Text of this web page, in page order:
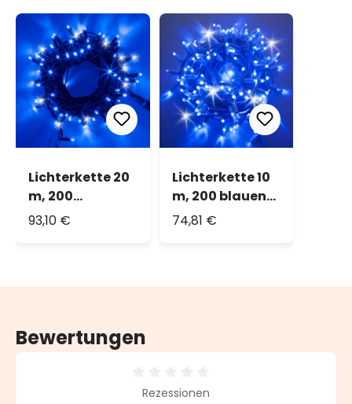
Lichterkette 20
m, 200
MaxiLEDs blau,
erweiterbar,
93,10 €
Lichterkette 10
m, 200 blauen
MaxiLEDs,
erweiterbar,
74,81 €
Bewertungen
Durchschnittliche Bewertung von 0 von 5 Sternen
Rezessionen